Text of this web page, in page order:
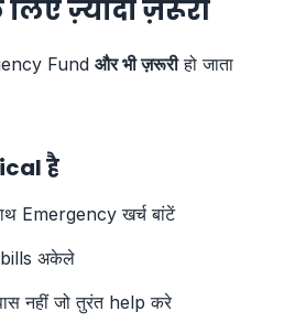
ज़्यादा ज़रूरी
Fund और भी ज़रूरीहो जाता
है
Emergency खर्च बांटें
bills अकेले
नहीं जो तुरंत help करे